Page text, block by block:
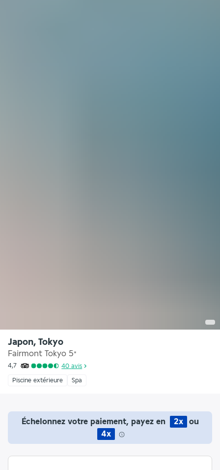
Japon, Tokyo
Fairmont Tokyo 5*
4,7 40 avis
Piscine extérieure Spa
Échelonnez votre paiement, payez en 2x
ou
4x